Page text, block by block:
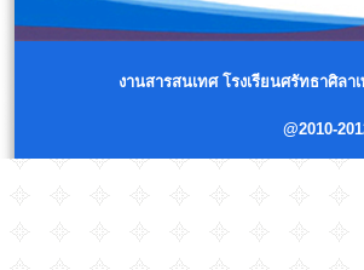
งานสารสนเทศ โรงเรียนศรัทธาศิล
@2010-